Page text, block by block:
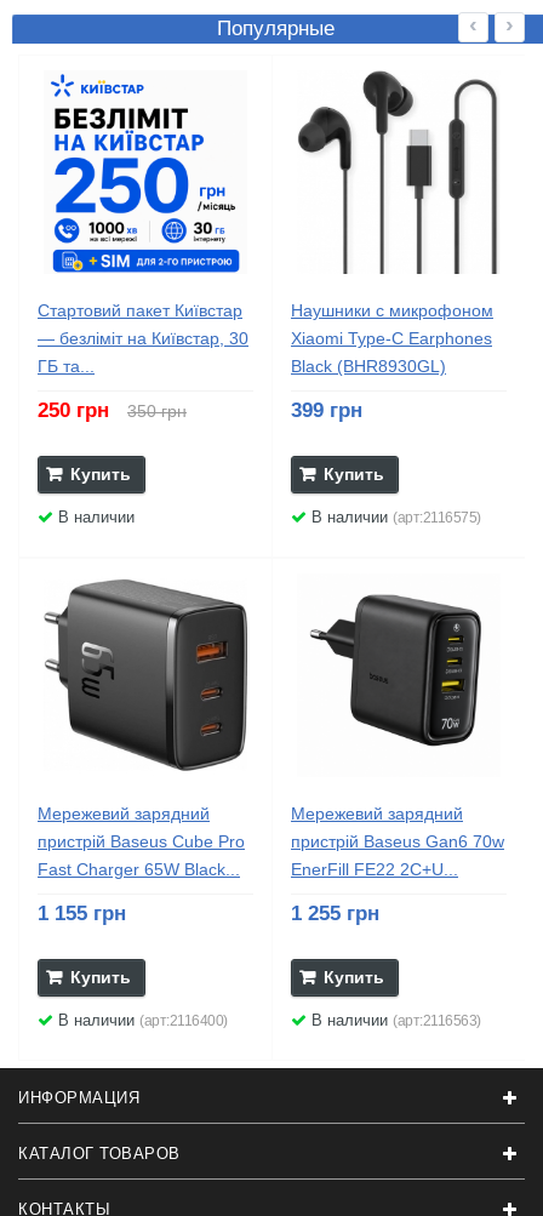
Популярные ‹ ›
Стартовий пакет Київстар
— безліміт на Київстар, 30
ГБ та...
250 грн 350 грн
Купить
В наличии
Наушники с микрофоном
Xiaomi Type-C Earphones
Black (BHR8930GL)
399 грн
Купить
В наличии (арт:2116575)
Мережевий зарядний
пристрій Baseus Cube Pro
Fast Charger 65W Black...
1 155 грн
Купить
В наличии (арт:2116400)
Мережевий зарядний
пристрій Baseus Gan6 70w
EnerFill FE22 2C+U...
1 255 грн
Купить
В наличии (арт:2116563)
ИНФОРМАЦИЯ
КАТАЛОГ ТОВАРОВ
КОНТАКТЫ